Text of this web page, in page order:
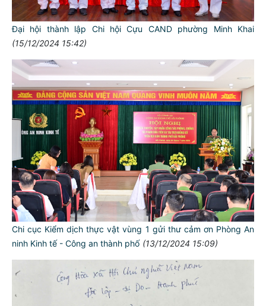
Đại hội thành lập Chi hội Cựu CAND phường Minh Khai
(15/12/2024 15:42)
Chi cục Kiểm dịch thực vật vùng 1 gửi thư cảm ơn Phòng An
ninh Kinh tế - Công an thành phố (13/12/2024 15:09)